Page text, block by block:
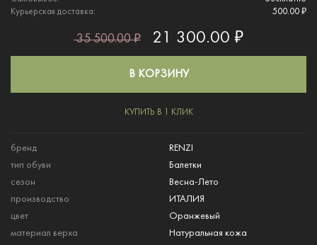
Курьерская доставка:
500.00 ₽
35 500.00 ₽ 21 300.00 ₽
В КОРЗИНУ
КУПИТЬ В 1 КЛИК
бренд
RENZI
тип обуви
Балетки
сезон
Весна-Лето
производство
ИТАЛИЯ
цвет
Оранжевый
материал верха
Натуральная кожа